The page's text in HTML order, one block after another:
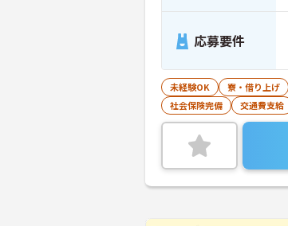
応募要件
未経験OK 寮・借り上げ
社会保険完備
交通費支給